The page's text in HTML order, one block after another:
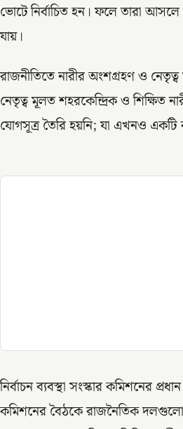
ভোটে নির্বাচিত হন। ফলে তারা
যায়।
রাজনীতিতে নারীর অংশগ্রহণ ও
নেতৃত্ব মূলত শহরকেন্দ্রিক ও শিক্ষিত
যোগসূত্র তৈরি হয়নি; যা এখনও একটি
নির্বাচন ব্যবস্থা সংস্কার
কমিশনের বৈঠকে রাজনৈতিক দলগুলো